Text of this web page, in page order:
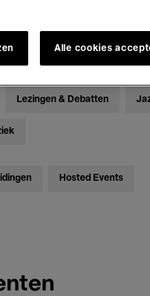
Lezingen & Debatten
Hosted Events
Alle cookies